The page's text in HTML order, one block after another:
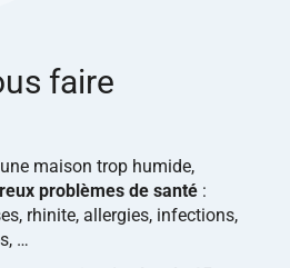
faire
maison trop humide,
problèmes de santé :
rhinite, allergies, infections,
…